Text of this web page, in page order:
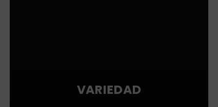
VARIEDAD